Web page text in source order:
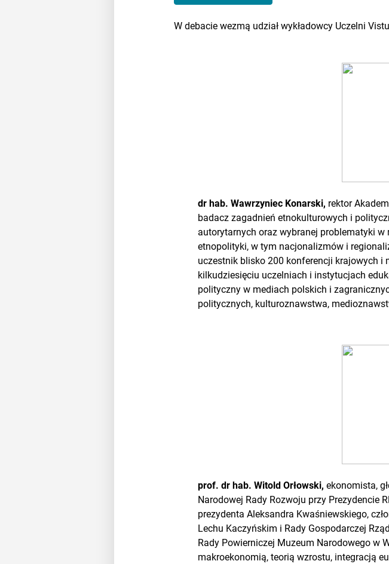
W debacie wezmą udział wykładowcy Uczelni
dr hab. Wawrzyniec Konarski, rektor
badacz zagadnień etnokulturowych i
autorytarnych oraz wybranej problematyki
etnopolityki, w tym nacjonalizmów i
uczestnik blisko 200 konferencji krajowych i
kilkudziesięciu uczelniach i instytucjach
polityczny w mediach polskich i
politycznych, kulturoznawstwa,
prof. dr hab. Witold Orłowski, ekonomista,
Narodowej Rady Rozwoju przy Prezydencie
prezydenta Aleksandra Kwaśniewskiego,
Lechu Kaczyńskim i Rady Gospodarczej
Rady Powierniczej Muzeum Narodowego w
makroekonomią, teorią wzrostu, integracją